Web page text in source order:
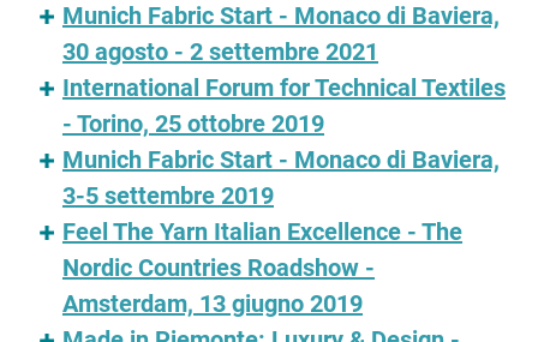
Munich Fabric Start - Monaco di Baviera,
30 agosto - 2 settembre 2021
International Forum for Technical Textiles
- Torino, 25 ottobre 2019
Munich Fabric Start - Monaco di Baviera,
3-5 settembre 2019
Feel The Yarn Italian Excellence - The
Nordic Countries Roadshow -
Amsterdam, 13 giugno 2019